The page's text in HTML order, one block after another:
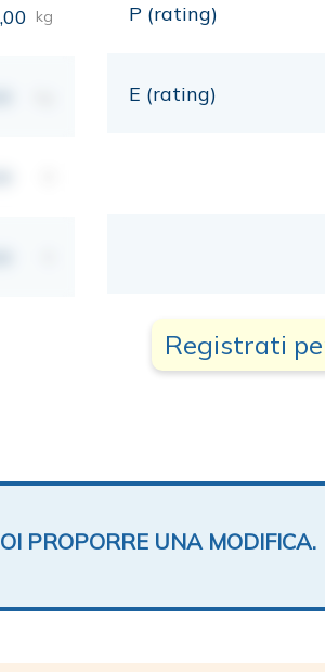
kg P (rating)
E (rating)
Registrati
PROPORRE UNA MODIFICA.